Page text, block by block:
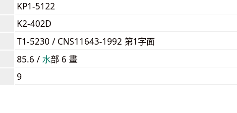
KP1-5122
K2-402D
T1-5230 / CNS11643-1992 第1字面
85.6 / ⽔部 6 畫
9